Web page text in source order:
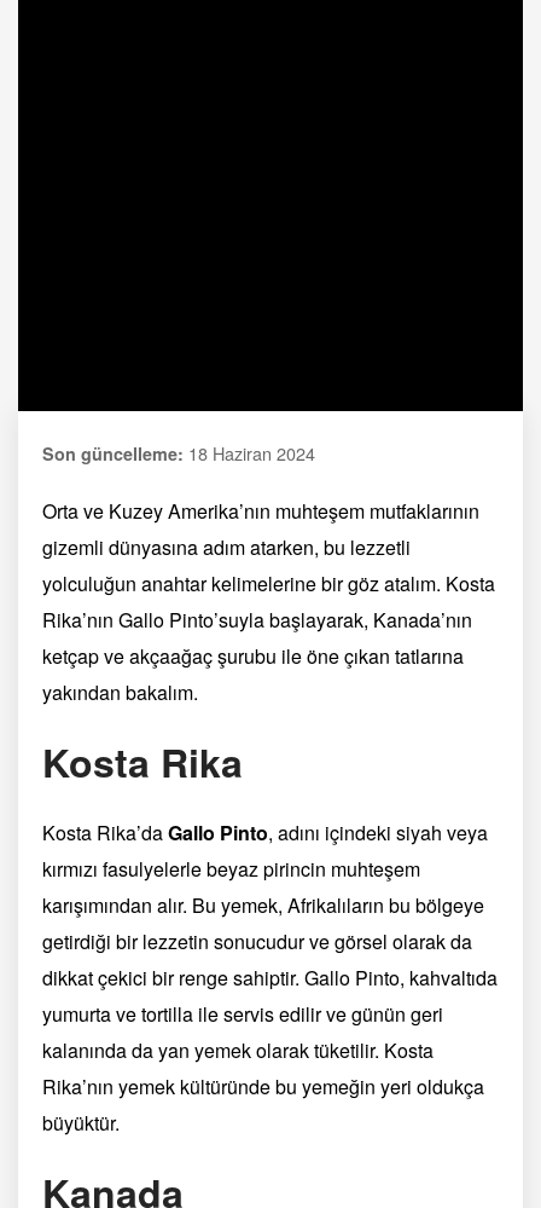
Son güncelleme: 18 Haziran 2024
Orta ve Kuzey Amerika’nın muhteşem mutfaklarının
gizemli dünyasına adım atarken, bu lezzetli
yolculuğun anahtar kelimelerine bir göz atalım. Kosta
Rika’nın Gallo Pinto’suyla başlayarak, Kanada’nın
ketçap ve akçaağaç şurubu ile öne çıkan tatlarına
yakından bakalım.
Kosta Rika
Kosta Rika’daGallo Pinto, adını içindeki siyah veya
kırmızı fasulyelerle beyaz pirincin muhteşem
karışımından alır. Bu yemek, Afrikalıların bu bölgeye
getirdiği bir lezzetin sonucudur ve görsel olarak da
dikkat çekici bir renge sahiptir. Gallo Pinto, kahvaltıda
yumurta ve tortilla ile servis edilir ve günün geri
kalanında da yan yemek olarak tüketilir. Kosta
Rika’nın yemek kültüründe bu yemeğin yeri oldukça
büyüktür.
Kanada